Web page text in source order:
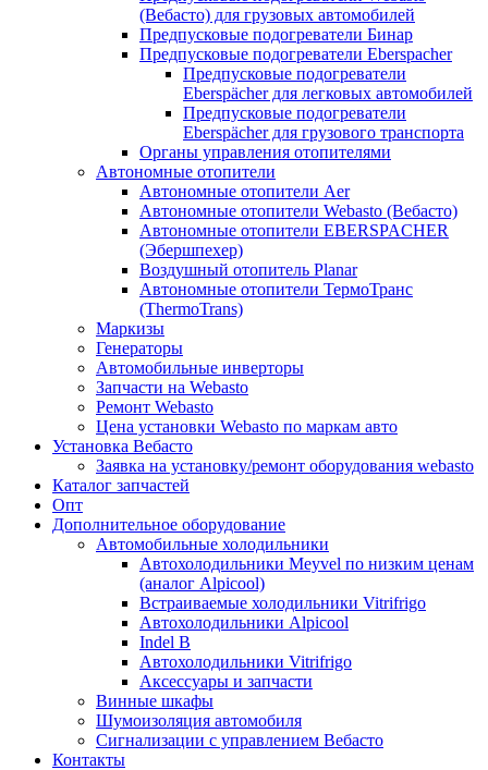
(Вебасто) для грузовых автомобилей
Предпусковые подогреватели Бинар
Предпусковые подогреватели Eberspacher
Предпусковые подогреватели
Eberspächer для легковых автомобилей
Предпусковые подогреватели
Eberspächer для грузового транспорта
Органы управления отопителями
Автономные отопители
Автономные отопители Аer
Автономные отопители Webasto (Вебасто)
Автономные отопители EBERSPACHER
(Эбершпехер)
Воздушный отопитель Planar
Автономные отопители ТермоТранс
(ThermoTrans)
Маркизы
Генераторы
Автомобильные инверторы
Запчасти на Webasto
Ремонт Webasto
Цена установки Webasto по маркам авто
Установка Вебасто
Заявка на установку/ремонт оборудования webasto
Каталог запчастей
Опт
Дополнительное оборудование
Автомобильные холодильники
Автохолодильники Meyvel по низким ценам
(аналог Alpicool)
Встраиваемые холодильники Vitrifrigo
Автохолодильники Alpicool
Indel B
Автохолодильники Vitrifrigo
Аксессуары и запчасти
Винные шкафы
Шумоизоляция автомобиля
Сигнализации с управлением Вебасто
Контакты